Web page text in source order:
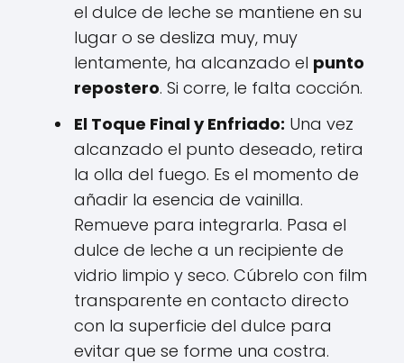
el dulce de leche se mantiene en su
lugar o se desliza muy, muy
lentamente, ha alcanzado el punto
repostero. Si corre, le falta cocción.
El Toque Final y Enfriado: Una vez
alcanzado el punto deseado, retira
la olla del fuego. Es el momento de
añadir la esencia de vainilla.
Remueve para integrarla. Pasa el
dulce de leche a un recipiente de
vidrio limpio y seco. Cúbrelo con film
transparente en contacto directo
con la superficie del dulce para
evitar que se forme una costra.